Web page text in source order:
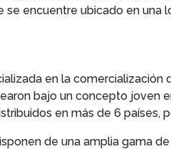
se encuentre ubicado en una
en la
bajo un concepto joven
en más de 6 países,
de una amplia gama